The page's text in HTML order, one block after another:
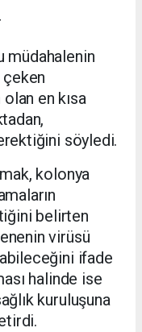
müdahalenin
çeken
en kısa
söyledi.
kolonya
belirten
virüsü
ifade
halinde ise
kuruluşuna